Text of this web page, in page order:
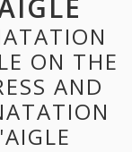
ON THE
AND